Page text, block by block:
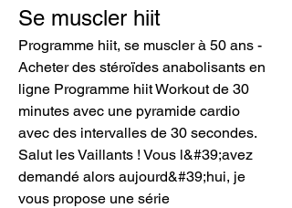
Se muscler hiit
Programme hiit, se muscler à 50 ans -
Acheter des stéroïdes anabolisants en
ligne Programme hiit Workout de 30
minutes avec une pyramide cardio
avec des intervalles de 30 secondes.
Salut les Vaillants ! Vous l&#39;avez
demandé alors aujourd&#39;hui, je
vous propose une série